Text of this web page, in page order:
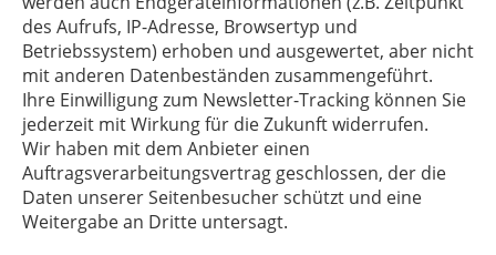
des Aufrufs, IP-Adresse, Browsertyp und
Betriebssystem) erhoben und ausgewertet, aber nicht
mit anderen Datenbeständen zusammengeführt.
Ihre Einwilligung zum Newsletter-Tracking können Sie
jederzeit mit Wirkung für die Zukunft widerrufen.
Wir haben mit dem Anbieter einen
Auftragsverarbeitungsvertrag geschlossen, der die
Daten unserer Seitenbesucher schützt und eine
Weitergabe an Dritte untersagt.